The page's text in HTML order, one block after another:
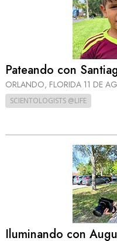
Pateando con
ORLANDO, FLORIDA 11 DE
SCIENTOLOGISTS @LIFE
Iluminando con